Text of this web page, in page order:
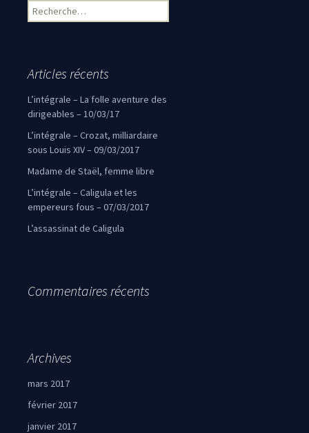
Rechercher :
Articles récents
L’intégrale – La folle aventure des
dirigeables – 10/03/17
L’intégrale – Crozat, milliardaire
sous Louis XIV – 09/03/2017
Madame de Staël, femme libre
L’intégrale – Caligula et les
empereurs fous – 07/03/2017
L’assassinat de Caligula
Commentaires récents
Archives
mars 2017
février 2017
janvier 2017